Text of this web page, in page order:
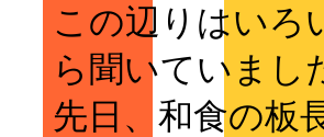
この辺りはいろ
ら聞いていまし
先日、和食の板